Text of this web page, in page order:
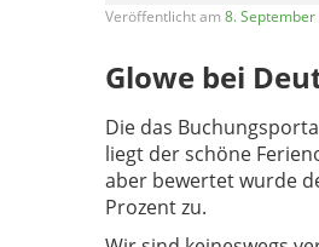
Veröffentlicht am 8. September
Glowe bei
Die das
liegt der schöne
aber bewertet wurde
Prozent zu.